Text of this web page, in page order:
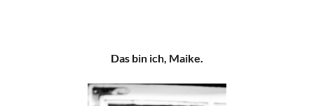
Das bin ich, Maike.